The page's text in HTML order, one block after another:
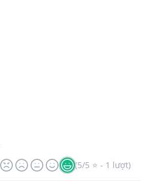
(5/5 ⭐ - 1 lượt)